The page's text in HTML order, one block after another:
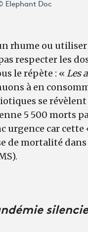
Elephant Doc
rhume ou
respecter les
le répète : « Les
à en
se
5 500 morts
urgence car
de mortalité